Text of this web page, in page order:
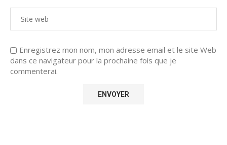
Enregistrez mon nom, mon adresse email et le site Web
dans ce navigateur pour la prochaine fois que je
commenterai.